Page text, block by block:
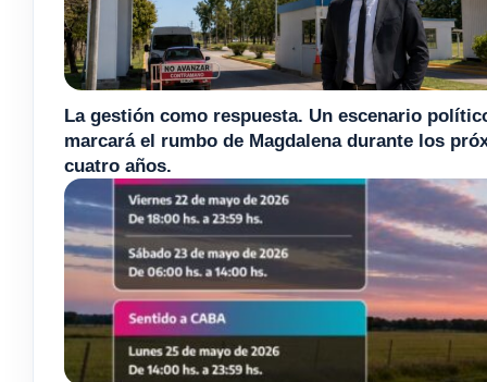
La gestión como respuesta. Un escenario
marcará el rumbo de Magdalena durante los
cuatro años.